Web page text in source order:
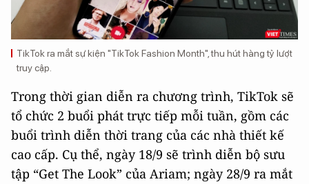
TikTok ra mắt sự kiện "TikTok Fashion Month", thu hút hàng tỷ lượt
truy cập.
Trong thời gian diễn ra chương trình, TikTok sẽ
tổ chức 2 buổi phát trực tiếp mỗi tuần, gồm các
buổi trình diễn thời trang của các nhà thiết kế
cao cấp. Cụ thể, ngày 18/9 sẽ trình diễn bộ sưu
tập “Get The Look” của Ariam; ngày 28/9 ra mắt